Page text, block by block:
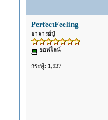
PerfectFeeling
อาจารย์ปู่
ออฟไลน์
กระทู้: 1,937